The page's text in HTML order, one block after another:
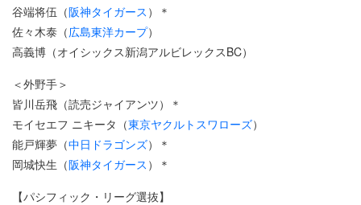
谷端将伍（阪神タイガース ）＊
佐々木泰（広島東洋カープ）
高義博（オイシックス新潟アルビレックスBC）
＜外野手＞
皆川岳飛（読売ジャイアンツ）＊
モイセエフ ニキータ（東京ヤクルトスワローズ）
能戸輝夢（中日ドラゴンズ）＊
岡城快生（阪神タイガース ）＊
【パシフィック・リーグ選抜】